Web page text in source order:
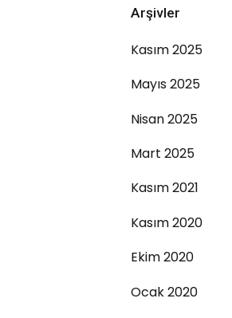
Arşivler
Kasım 2025
Mayıs 2025
Nisan 2025
Mart 2025
Kasım 2021
Kasım 2020
Ekim 2020
Ocak 2020